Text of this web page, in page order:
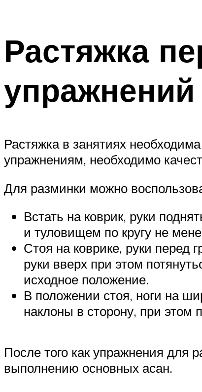
Растяжка
упражнений
Растяжка в занятиях
упражнениям, необходимо
Для разминки можно
Встать на коврик, руки
и туловищем по кругу не
Стоя на коврике, руки перед
руки вверх при этом
исходное положение.
В положении стоя, ноги на
наклоны в сторону, при этом
После того как упражнения для
выполнению основных асан.